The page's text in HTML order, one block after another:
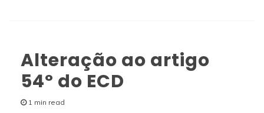
Alteração ao artigo
54º do ECD
1 min read